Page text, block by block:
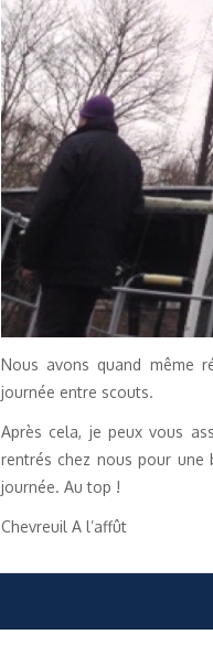
Nous avons quand même
journée entre scouts.
Après cela, je peux vous
rentrés chez nous pour une
journée. Au top !
Chevreuil A l’affût